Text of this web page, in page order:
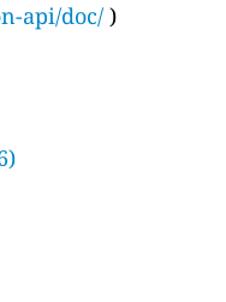
api/doc/ )